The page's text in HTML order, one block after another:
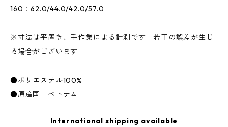
160：62.0/44.0/42.0/57.0
※寸法は平置き、手作業による計測です 若干の誤差が生じ
る場合がございます
●ポリエステル100%
●原産国 ベトナム
International shipping available